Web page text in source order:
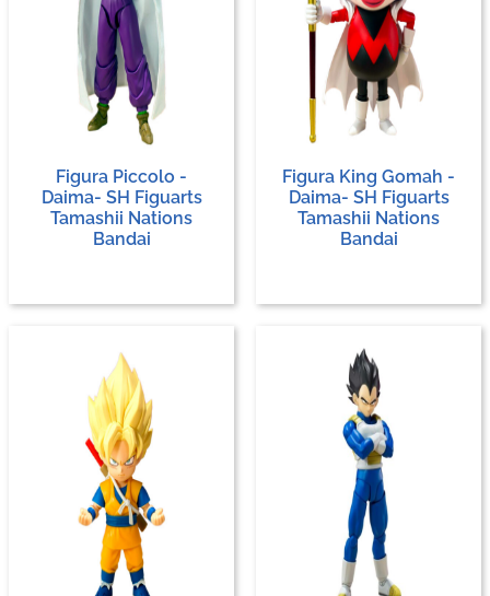
Figura Piccolo -
Daima- SH Figuarts
Tamashii Nations
Bandai
Figura King Gomah -
Daima- SH Figuarts
Tamashii Nations
Bandai